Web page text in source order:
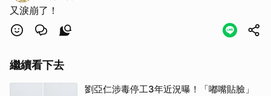
又淚崩了！
繼續看下去
劉亞仁涉毒停工3年近況曝！「嘟嘴貼臉」